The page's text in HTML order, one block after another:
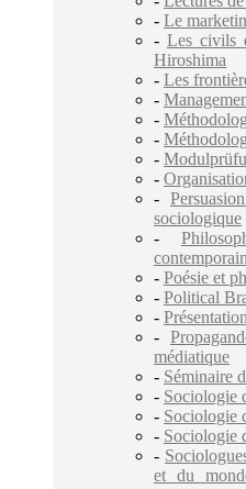
- Le
- Les civils
Hiroshima
- Les
-
-
-
-
-
-
sociologique
-
- Poésie et
- Political
-
-
médiatique
- Séminaire
- Sociologie
- Sociologie
- Sociologie
-
et du